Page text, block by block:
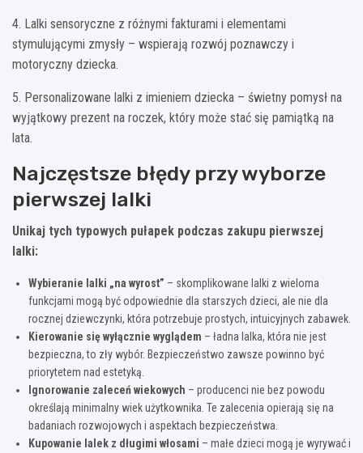
4. Lalki sensoryczne z różnymi fakturami i elementami
stymulującymi zmysły – wspierają rozwój poznawczy i
motoryczny dziecka.
5. Personalizowane lalki z imieniem dziecka – świetny pomysł na
wyjątkowy prezent na roczek, który może stać się pamiątką na
lata.
Najczęstsze błędy przy wyborze
pierwszej lalki
Unikaj tych typowych pułapek podczas zakupu pierwszej
lalki:
Wybieranie lalki „na wyrost” – skomplikowane lalki z wieloma
funkcjami mogą być odpowiednie dla starszych dzieci, ale nie dla
rocznej dziewczynki, która potrzebuje prostych, intuicyjnych zabawek.
Kierowanie się wyłącznie wyglądem – ładna lalka, która nie jest
bezpieczna, to zły wybór. Bezpieczeństwo zawsze powinno być
priorytetem nad estetyką.
Ignorowanie zaleceń wiekowych – producenci nie bez powodu
określają minimalny wiek użytkownika. Te zalecenia opierają się na
badaniach rozwojowych i aspektach bezpieczeństwa.
Kupowanie lalek z długimi włosami – małe dzieci mogą je wyrywać i